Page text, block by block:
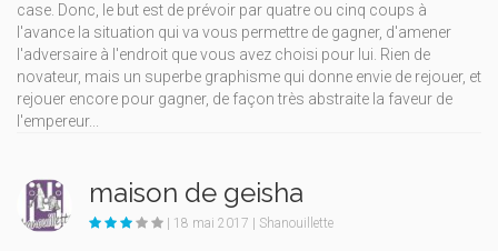
case. Donc, le but est de prévoir par quatre ou cinq coups à
l'avance la situation qui va vous permettre de gagner, d'amener
l'adversaire à l'endroit que vous avez choisi pour lui. Rien de
novateur, mais un superbe graphisme qui donne envie de rejouer, et
rejouer encore pour gagner, de façon très abstraite la faveur de
l'empereur...
maison de geisha
| 18 mai 2017 | Shanouillette